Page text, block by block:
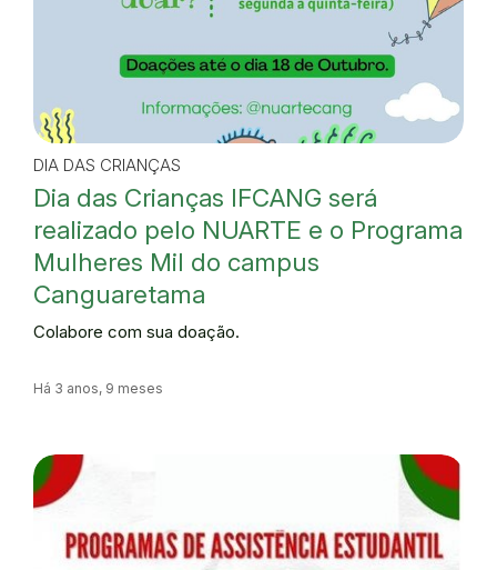
DIA DAS CRIANÇAS
Dia das Crianças IFCANG será
realizado pelo NUARTE e o Programa
Mulheres Mil do campus
Canguaretama
Colabore com sua doação.
Há 3 anos, 9 meses